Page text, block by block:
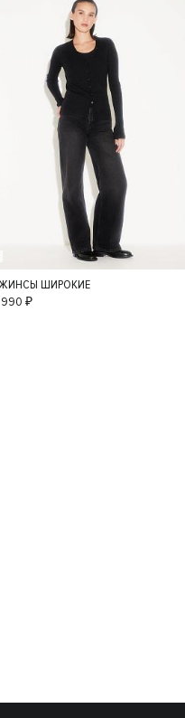
36
ШИРОКИЕ
990 ₽